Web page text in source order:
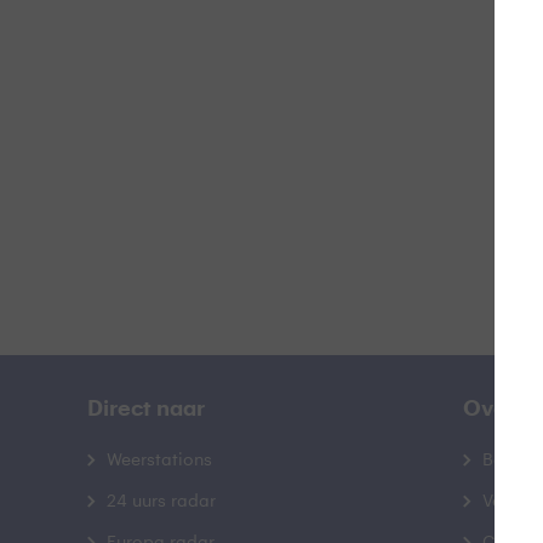
Direct naar
Weerstations
24 uurs radar
Over